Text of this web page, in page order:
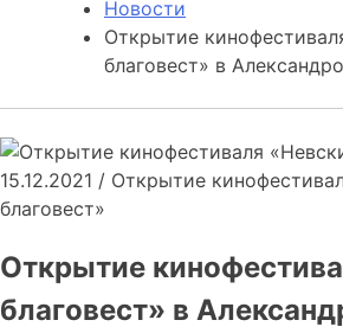
Новости
Открытие
благовест» в
15.12.2021 / Открытие
благовест»
Открытие
благовест» в